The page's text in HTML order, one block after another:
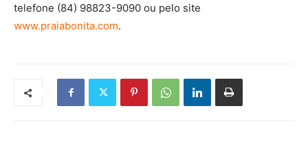
telefone (84) 98823-9090 ou pelo site
www.praiabonita.com.